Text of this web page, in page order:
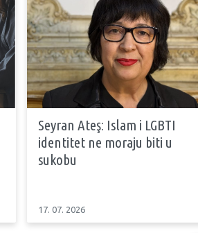
Seyran Ateş: Islam i LGBTI
identitet ne moraju biti u
sukobu
17. 07. 2026